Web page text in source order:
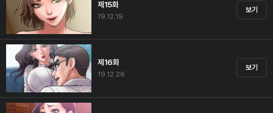
제15화
19.12.19
보기
제16화
19.12.26
보기